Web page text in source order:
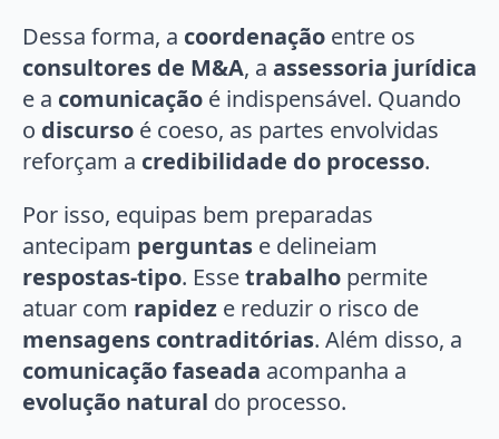
Dessa forma, a coordenação entre os
consultores de M&A, a assessoria jurídica
e a comunicação é indispensável. Quando
o discurso é coeso, as partes envolvidas
reforçam a credibilidade do processo.
Por isso, equipas bem preparadas
antecipam perguntas e delineiam
respostas-tipo. Essetrabalho permite
atuar com rapidez e reduzir o risco de
mensagens contraditórias. Além disso, a
comunicação faseada acompanha a
evolução natural do processo.